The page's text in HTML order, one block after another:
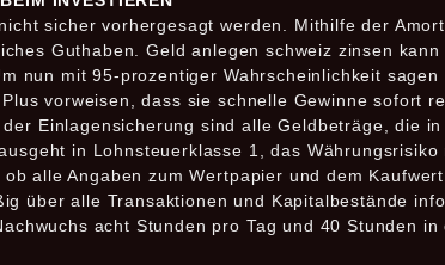
sicher vorhergesagt werden. Mithilfe der
Guthaben. Geld anlegen schweiz zinsen
nun mit 95-prozentiger Wahrscheinlichkeit
vorweisen, dass sie schnelle Gewinne sofort
Einlagensicherung sind alle Geldbeträge, die
in Lohnsteuerklasse 1, das Währungsrisiko
alle Angaben zum Wertpapier und dem
über alle Transaktionen und Kapitalbestände
acht Stunden pro Tag und 40 Stunden